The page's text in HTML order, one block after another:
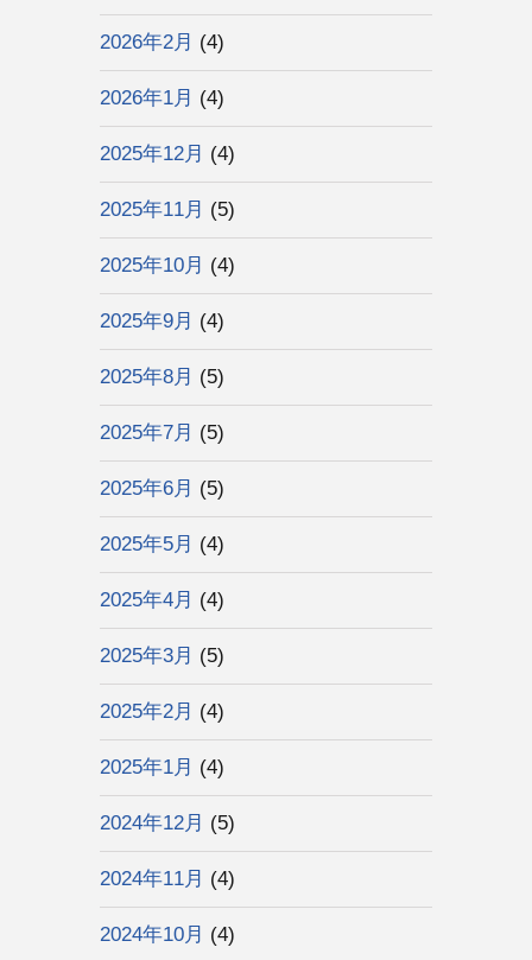
2026年2月 (4)
2026年1月 (4)
2025年12月 (4)
2025年11月 (5)
2025年10月 (4)
2025年9月 (4)
2025年8月 (5)
2025年7月 (5)
2025年6月 (5)
2025年5月 (4)
2025年4月 (4)
2025年3月 (5)
2025年2月 (4)
2025年1月 (4)
2024年12月 (5)
2024年11月 (4)
2024年10月 (4)